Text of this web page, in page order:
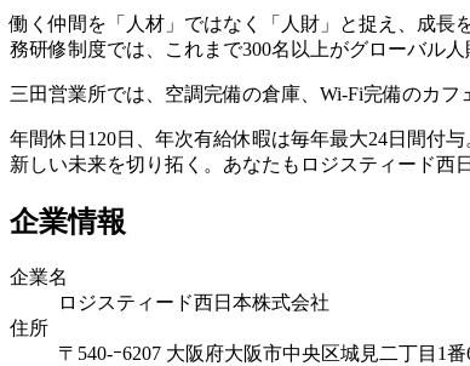
働く仲間を「人材」ではなく「人財」と捉え、成長
務研修制度では、これまで300名以上がグローバル人
三田営業所では、空調完備の倉庫、Wi-Fi完備のカ
年間休日120日、年次有給休暇は毎年最大24日間付
新しい未来を切り拓く。あなたもロジスティード西
企業情報
企業名
ロジスティード西日本株式会社
住所
〒540-ｰ6207 大阪府大阪市中央区城見二丁目